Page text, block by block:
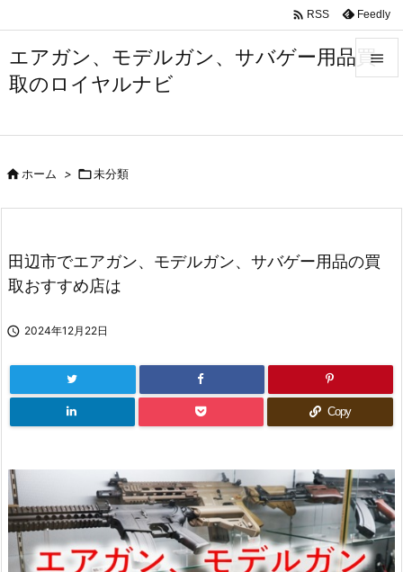
エアガン、モデルガン、サバゲー用品買
取のロイヤルナビ


前へ
次へ
 RSS Feedly
ホーム > 未分類
田辺市でエアガン、モデルガン、サバゲー用品の買
取おすすめ店は
 2024年12月22日
Copy